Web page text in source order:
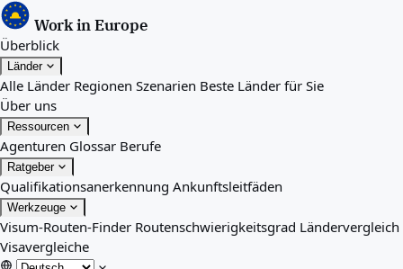
Work in Europe
Überblick
Länder
Alle Länder Regionen Szenarien Beste Länder für Sie
Über uns
Ressourcen
Agenturen Glossar Berufe
Ratgeber
Qualifikationsanerkennung Ankunftsleitfäden
Werkzeuge
Visum-Routen-Finder Routenschwierigkeitsgrad Ländervergleich
Visavergleiche